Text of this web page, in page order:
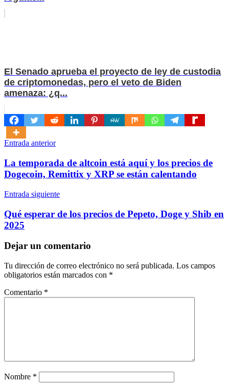
El Senado aprueba el proyecto de ley de custodia
de criptomonedas, pero el veto de Biden
amenaza: ¿q...
Navegación
de
entradas
Entrada anterior
La temporada de altcoin está aquí y los precios de
Dogecoin, Remittix y XRP se están calentando
Entrada siguiente
Qué esperar de los precios de Pepeto, Doge y Shib en
2025
Dejar un comentario
Tu dirección de correo electrónico no será publicada. Los campos
obligatorios están marcados con *
Comentario *
Nombre *